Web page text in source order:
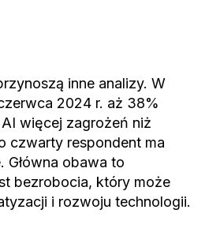
inne analizy. W
2024 r. aż 38%
więcej zagrożeń niż
czwarty respondent ma
Główna obawa to
bezrobocia, który może
i rozwoju technologii.